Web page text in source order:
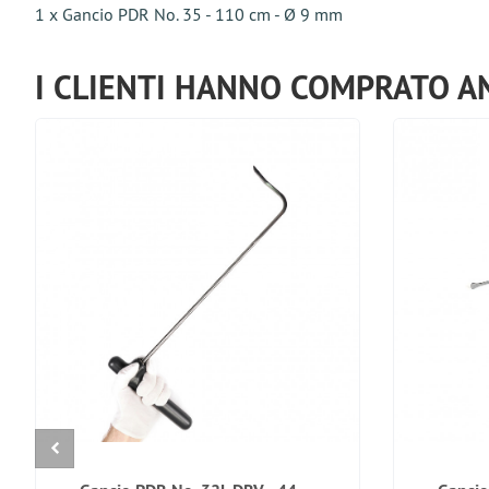
1 x Gancio PDR No. 35 - 110 cm - Ø 9 mm
I CLIENTI HANNO COMPRATO